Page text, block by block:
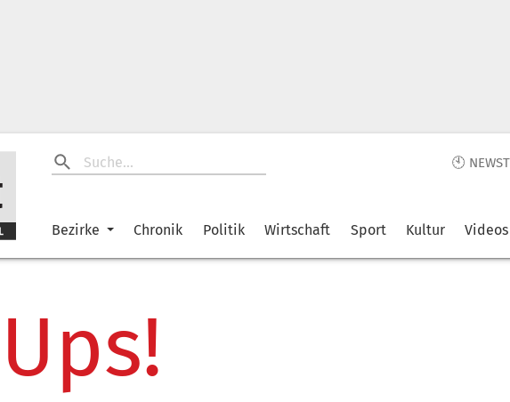
🕙
Bezirke Chronik Politik Wirtschaft Sport Kultur Videos
Ups!